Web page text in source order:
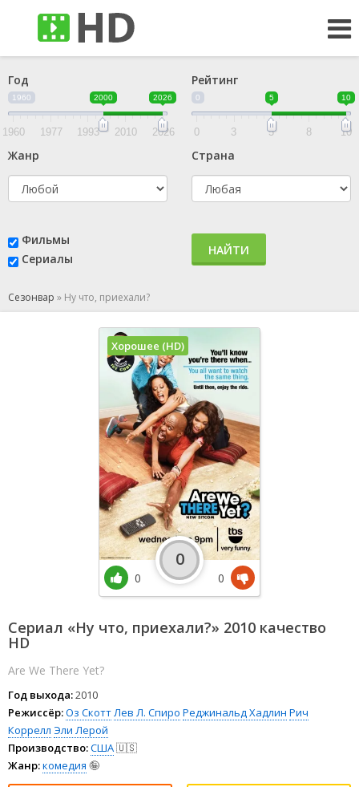
Год
1960 2000 2026
1960 1977 1993 2010 2026
Рейтинг
0 5 10
0 3 5 8 10
Жанр Страна
Фильмы
Сериалы
НАЙТИ
Сезонвар » Ну что, приехали?
Сериал «Ну что, приехали?» 2010 качество
HD
Are We There Yet?
Год выхода:2010
Режиссёр:Оз СкоттЛев Л. Спиро Реджинальд Хадлин Рич
Коррелл Эли Лерой
Производство:США🇺🇸
Жанр:комедия 🤪
Хорошее (HD)
0
0
0